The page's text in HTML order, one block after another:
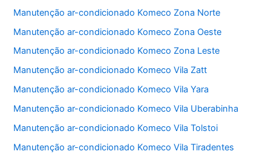
Manutenção ar-condicionado Komeco Zona Norte
Manutenção ar-condicionado Komeco Zona Oeste
Manutenção ar-condicionado Komeco Zona Leste
Manutenção ar-condicionado Komeco Vila Zatt
Manutenção ar-condicionado Komeco Vila Yara
Manutenção ar-condicionado Komeco Vila Uberabinha
Manutenção ar-condicionado Komeco Vila Tolstoi
Manutenção ar-condicionado Komeco Vila Tiradentes